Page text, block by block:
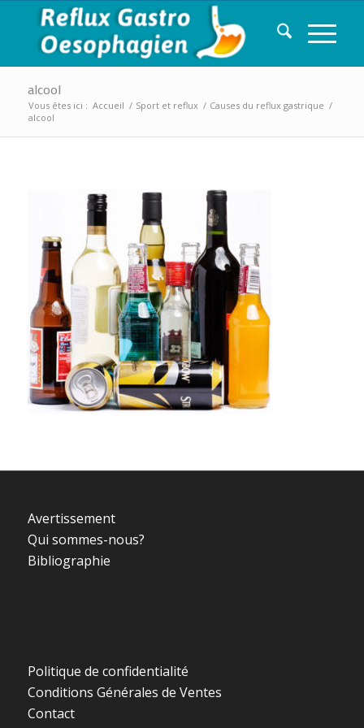
alcool
Vous êtes ici : Accueil / Sport et reflux / Causes du reflux gastrique /
alcool
Avertissement
Qui sommes-nous?
Bibliographie
Politique de confidentialité
Conditions Générales de Ventes
Contact